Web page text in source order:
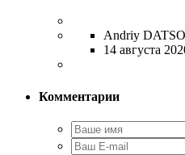
Andriy DATSO
14 августа
Комментарии